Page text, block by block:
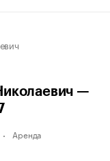
—
Аренда